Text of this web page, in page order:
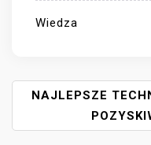
Wiedza
W
NAJLEPSZE